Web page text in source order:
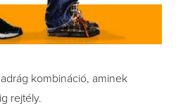
kombináció, aminek
rejtély.